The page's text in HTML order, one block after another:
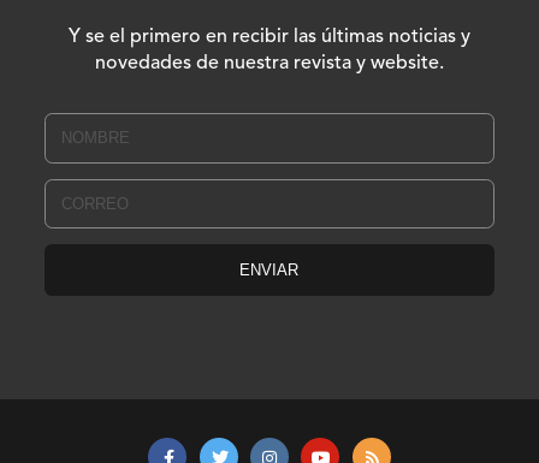
Y se el primero en recibir las últimas noticias y
novedades de nuestra revista y website.